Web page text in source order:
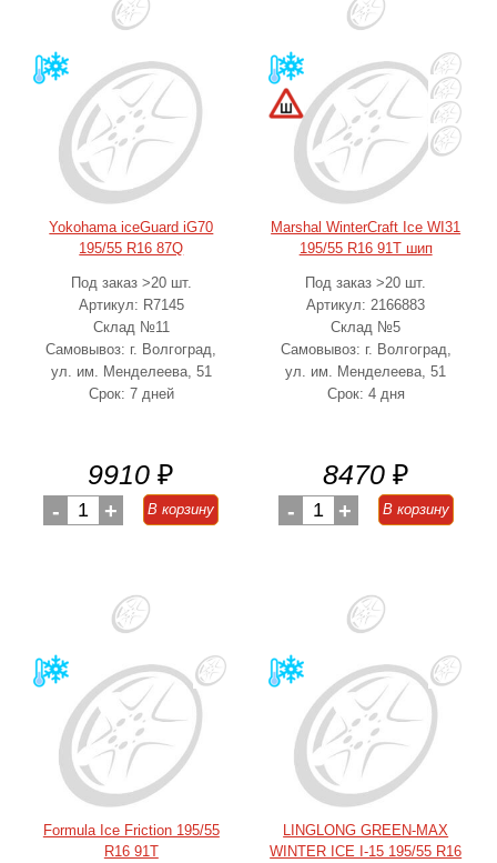
Yokohama iceGuard iG70
195/55 R16 87Q
Под заказ >20 шт.
Артикул: R7145
Склад №11
Самовывоз: г. Волгоград,
ул. им. Менделеева, 51
Срок: 7 дней
9910 ₽
- 1 + В корзину
Marshal WinterCraft Ice WI31
195/55 R16 91T шип
Под заказ >20 шт.
Артикул: 2166883
Склад №5
Самовывоз: г. Волгоград,
ул. им. Менделеева, 51
Срок: 4 дня
8470 ₽
- 1 + В корзину
Formula Ice Friction 195/55
R16 91T
LINGLONG GREEN-MAX
WINTER ICE I-15 195/55 R16